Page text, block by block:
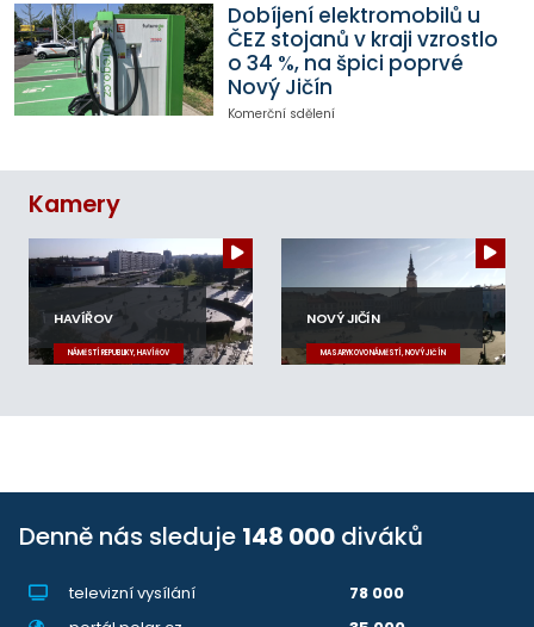
Dobíjení elektromobilů u
ČEZ stojanů v kraji vzrostlo
o 34 %, na špici poprvé
Nový Jičín
Komerční sdělení
Kamery
HAVÍŘOV
NÁMĚSTÍ REPUBLIKY, HAVÍŘOV
NOVÝ JIČÍN
MASARYKOVO NÁMĚSTÍ, NOVÝ JIČÍN
Denně nás sleduje 148 000 diváků
televizní vysílání
78 000